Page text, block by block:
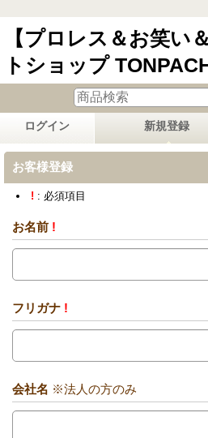
【プロレス＆お笑い
トショップ
ログイン 新規登録
お客様登録
! : 必須項目
お名前 !
フリガナ !
会社名 ※法人の方のみ